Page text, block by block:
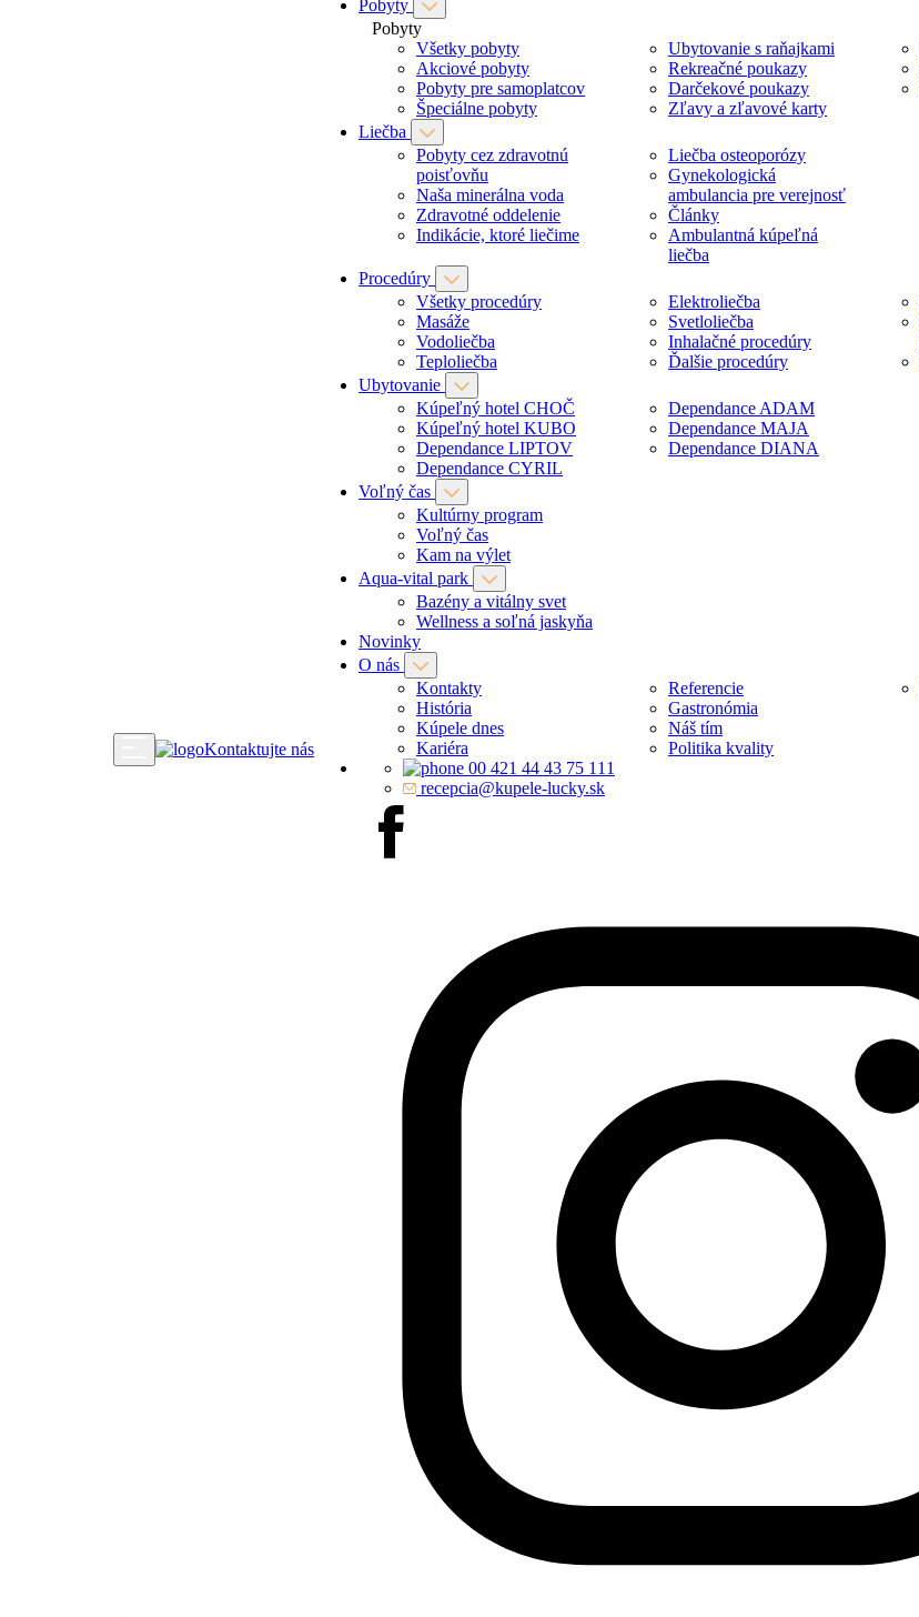
Kontaktujte nás
Pobyty
Pobyty
Všetky pobyty
Akciové pobyty
Pobyty pre samoplatcov
Špeciálne pobyty
Ubytovanie s raňajkami
Rekreačné poukazy
Darčekové poukazy
Zľavy a zľavové karty
Liečba
Pobyty cez zdravotnú
poisťovňu
Naša minerálna voda
Zdravotné oddelenie
Indikácie, ktoré liečime
Liečba osteoporózy
Gynekologická
ambulancia pre verejnosť
Články
Ambulantná kúpeľná
liečba
Procedúry
Všetky procedúry
Masáže
Vodoliečba
Teploliečba
Elektroliečba
Svetloliečba
Inhalačné procedúry
Ďalšie procedúry
Ubytovanie
Kúpeľný hotel CHOČ
Kúpeľný hotel KUBO
Dependance LIPTOV
Dependance CYRIL
Dependance ADAM
Dependance MAJA
Dependance DIANA
Voľný čas
Kultúrny program
Voľný čas
Kam na výlet
Aqua-vital park
Bazény a vitálny svet
Wellness a soľná jaskyňa
Novinky
O nás
Kontakty
História
Kúpele dnes
Kariéra
Referencie
Gastronómia
Náš tím
Politika kvality
00 421 44 43 75 111
recepcia@kupele-lucky.sk